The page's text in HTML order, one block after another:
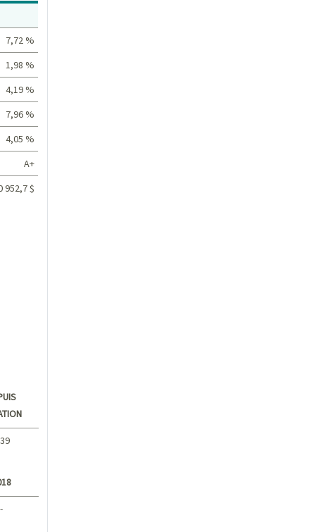
Valeur
7,72 %
1,98 %
4,19 %
7,96 %
4,05 %
A+
952,7 $
-